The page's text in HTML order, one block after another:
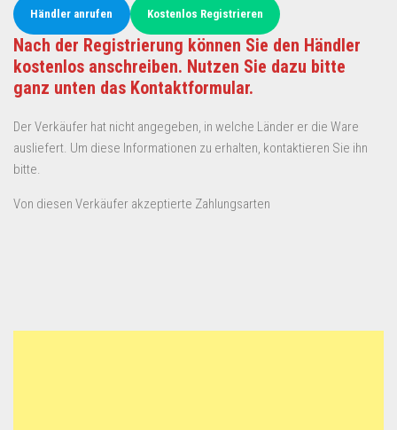
Händler anrufen Kostenlos Registrieren
Nach der Registrierung können Sie den Händler
kostenlos anschreiben. Nutzen Sie dazu bitte
ganz unten das Kontaktformular.
Der Verkäufer hat nicht angegeben, in welche Länder er die Ware
ausliefert. Um diese Informationen zu erhalten, kontaktieren Sie ihn
bitte.
Von diesen Verkäufer akzeptierte Zahlungsarten